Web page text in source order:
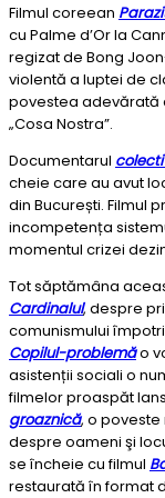
Filmul coreean
cu Palme d’Or la
regizat de Bong
violentă a luptei de
povestea adevărată
„Cosa Nostra”.
Documentarul
cheie care au avut
din București. Filmul
incompetența
momentul crizei
Tot săptămâna
Cardinalul, despre
comunismului
Copilul-problemăo
asistenții sociali o
filmelor proaspăt
groaznică, o
despre oameni şi
se încheie cu filmul
restaurată în format